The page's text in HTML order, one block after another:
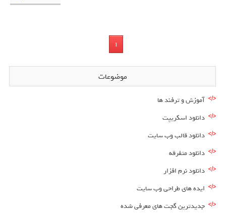
1
موضوعات
آموزش و ترفند ها
دانلود اسکریپت
دانلود قالب وب سایت
دانلود متفرقه
دانلود نرم افزار
ایده های طراحی وب سایت
جدیدترین گجت های معرفی شده